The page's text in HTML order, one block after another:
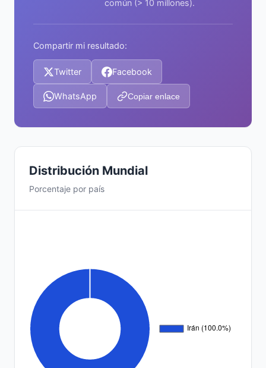
común (> 10 millones).
Compartir mi resultado:
Twitter Facebook
WhatsApp Copiar enlace
Distribución Mundial
Porcentaje por país